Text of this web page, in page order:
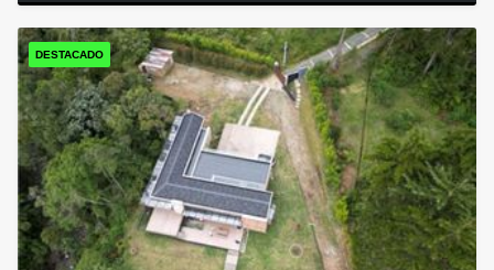
DESTACADO